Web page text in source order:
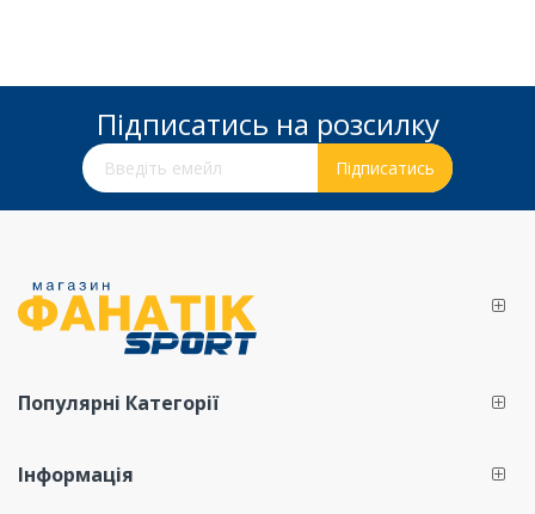
Підписатись на розсилку
Підпишіться на нашу розсилку новин:
Підписатись
Популярні Категорії
Інформація